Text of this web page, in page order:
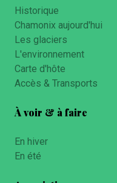
Historique
Chamonix aujourd'hui
Les glaciers
L'environnement
Carte d'hôte
Accès & Transports
À voir & à faire
En hiver
En été